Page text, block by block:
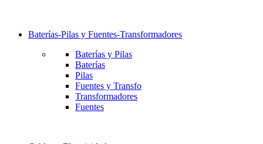
Baterías-Pilas y Fuentes-Transformadores
Baterías y Pilas
Baterías
Pilas
Fuentes y Transfo
Transformadores
Fuentes